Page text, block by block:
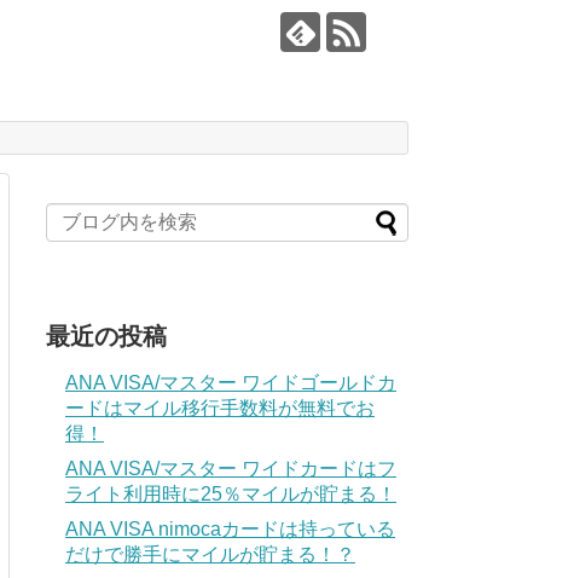
最近の投稿
ANA VISA/マスター ワイドゴールドカ
ードはマイル移行手数料が無料でお
得！
ANA VISA/マスター ワイドカードはフ
ライト利用時に25％マイルが貯まる！
ANA VISA nimocaカードは持っている
だけで勝手にマイルが貯まる！？